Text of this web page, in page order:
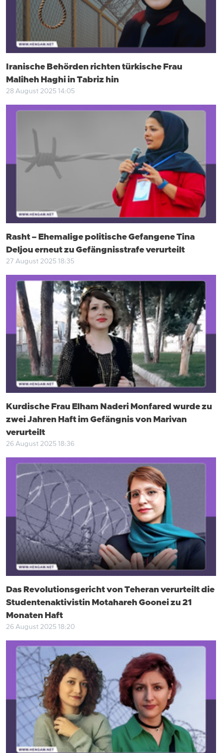
Iranische Behörden richten türkische Frau
Maliheh Haghi in Tabriz hin
28 August 2025 14:05
Rasht – Ehemalige politische Gefangene Tina
Deljou erneut zu Gefängnisstrafe verurteilt
27 August 2025 18:35
Kurdische Frau Elham Naderi Monfared wurde zu
zwei Jahren Haft im Gefängnis von Marivan
verurteilt
26 August 2025 18:36
Das Revolutionsgericht von Teheran verurteilt die
Studentenaktivistin Motahareh Goonei zu 21
Monaten Haft
26 August 2025 18:20